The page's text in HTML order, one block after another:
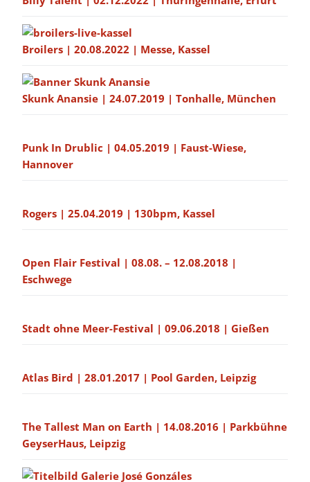
Broilers | 20.08.2022 | Messe, Kassel
Skunk Anansie | 24.07.2019 | Tonhalle, München
Punk In Drublic | 04.05.2019 | Faust-Wiese,
Hannover
Rogers | 25.04.2019 | 130bpm, Kassel
Open Flair Festival | 08.08. – 12.08.2018 |
Eschwege
Stadt ohne Meer-Festival | 09.06.2018 | Gießen
Atlas Bird | 28.01.2017 | Pool Garden, Leipzig
The Tallest Man on Earth | 14.08.2016 | Parkbühne
GeyserHaus, Leipzig